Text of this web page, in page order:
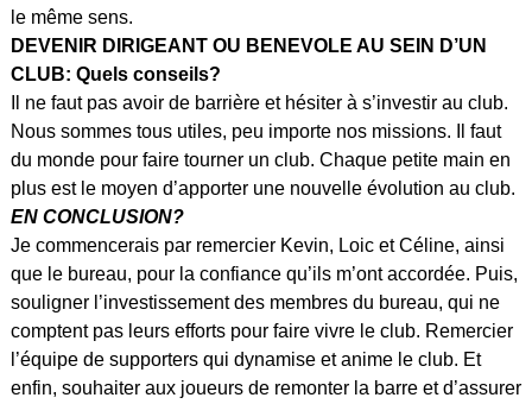
le même sens.
DEVENIR DIRIGEANT OU BENEVOLE AU SEIN D’UN
CLUB: Quels conseils?
Il ne faut pas avoir de barrière et hésiter à s’investir au club.
Nous sommes tous utiles, peu importe nos missions. Il faut
du monde pour faire tourner un club. Chaque petite main en
plus est le moyen d’apporter une nouvelle évolution au club.
EN CONCLUSION?
Je commencerais par remercier Kevin, Loic et Céline, ainsi
que le bureau, pour la confiance qu’ils m’ont accordée. Puis,
souligner l’investissement des membres du bureau, qui ne
comptent pas leurs efforts pour faire vivre le club. Remercier
l’équipe de supporters qui dynamise et anime le club. Et
enfin, souhaiter aux joueurs de remonter la barre et d’assurer